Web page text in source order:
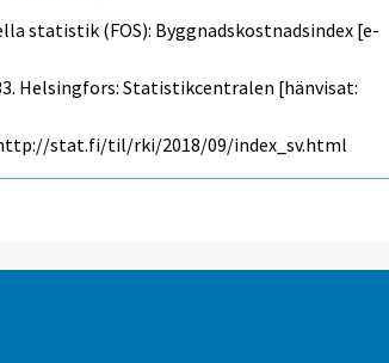
statistik (FOS): Byggnadskostnadsindex [e-
Helsingfors: Statistikcentralen [hänvisat:
stat.fi/til/rki/2018/09/index_sv.html